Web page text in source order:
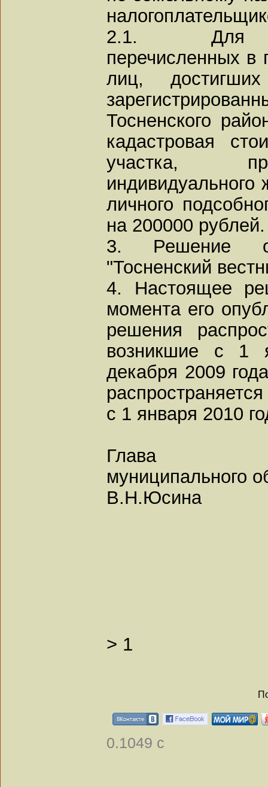
2.1. Для
перечисленных
лиц,
Тосненского
кадастровая
участка,
индивидуального
личного
на 200000 рублей.
3. Решение
"Тосненский
4. Настоящее
момента его
решения
возникшие с 1
декабря 2009
с 1 января 2010
Глава
муниципального
В.Н.Юсина
> 1
0.1049 с